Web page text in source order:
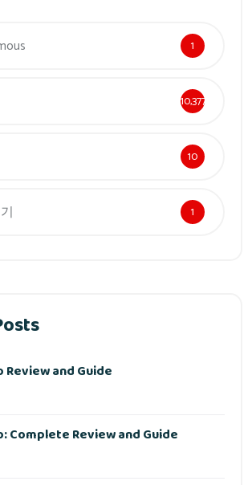
1
10,377
10
1
Review and Guide
Complete Review and Guide